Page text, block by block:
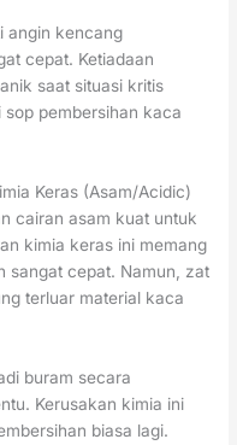
angin kencang
cepat. Ketiadaan
saat situasi kritis
pembersihan kaca
Keras (Asam/Acidic)
cairan asam kuat untuk
kimia keras ini memang
sangat cepat. Namun, zat
terluar material kaca
buram secara
Kerusakan kimia ini
biasa lagi.